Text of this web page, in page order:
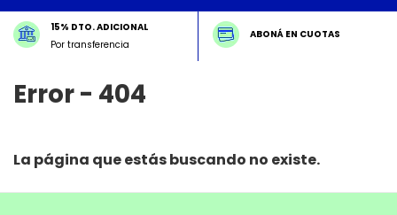
15% DTO. ADICIONAL
Por transferencia
ABONÁ EN CUOTAS
Error - 404
La página que estás buscando no existe.